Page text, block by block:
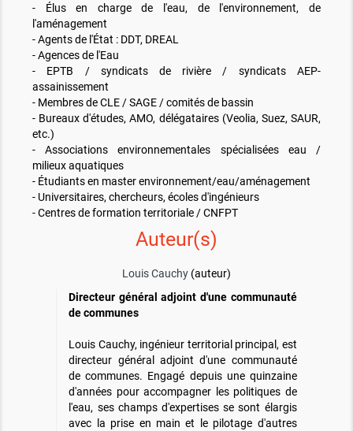
- Élus en charge de l'eau, de l'environnement, de
l'aménagement
- Agents de l'État : DDT, DREAL
- Agences de l'Eau
- EPTB / syndicats de rivière / syndicats AEP-
assainissement
- Membres de CLE / SAGE / comités de bassin
- Bureaux d'études, AMO, délégataires (Veolia, Suez, SAUR,
etc.)
- Associations environnementales spécialisées eau /
milieux aquatiques
- Étudiants en master environnement/eau/aménagement
- Universitaires, chercheurs, écoles d'ingénieurs
- Centres de formation territoriale / CNFPT
Auteur(s)
Louis Cauchy(auteur)
Directeur général adjoint d'une communauté
de communes
Louis Cauchy, ingénieur territorial principal, est
directeur général adjoint d'une communauté
de communes. Engagé depuis une quinzaine
d'années pour accompagner les politiques de
l'eau, ses champs d'expertises se sont élargis
avec la prise en main et le pilotage d'autres